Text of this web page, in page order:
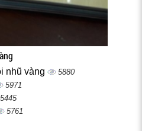
nhũ vàng 5880
5971
5445
5761